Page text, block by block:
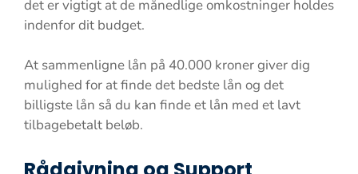
det er vigtigt at de månedlige omkostninger holdes
indenfor dit budget.
At sammenligne lån på 40.000 kroner giver dig
mulighed for at finde det bedste lån og det
billigste lån så du kan finde et lån med et lavt
tilbagebetalt beløb.